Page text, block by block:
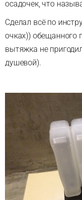
осадочек, что
Сделал всё по
очках)) обещанного
вытяжка не
душевой).